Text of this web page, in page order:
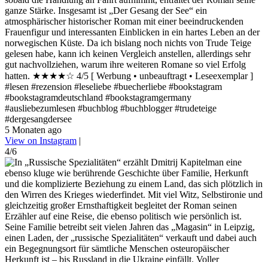
ganze Stärke. Insgesamt ist „Der Gesang der See“ ein
atmosphärischer historischer Roman mit einer beeindruckenden
Frauenfigur und interessanten Einblicken in ein hartes Leben an der
norwegischen Küste. Da ich bislang noch nichts von Trude Teige
gelesen habe, kann ich keinen Vergleich anstellen, allerdings sehr
gut nachvollziehen, warum ihre weiteren Romane so viel Erfolg
hatten. ★★★★☆ 4/5 [ Werbung • unbeauftragt • Leseexemplar ]
#lesen #rezension #leseliebe #buecherliebe #bookstagram
#bookstagramdeutschland #bookstagramgermany
#ausliebezumlesen #buchblog #buchblogger #trudeteige
#dergesangdersee
5 Monaten ago
View on Instagram |
4/6